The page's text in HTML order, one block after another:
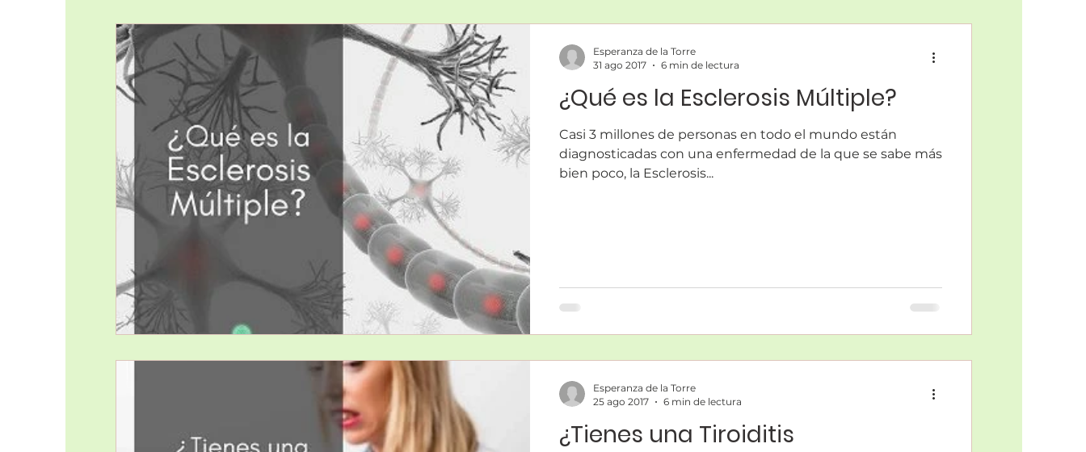
¿Qué es la Esclerosis Múltiple?
Casi 3 millones de personas en todo el mundo están
diagnosticadas con una enfermedad de la que se sabe más
bien poco, la Esclerosis...
Esperanza de la Torre
31 ago 2017
6 min de lectura
¿Tienes una Tiroiditis
Esperanza de la Torre
25 ago 2017
6 min de lectura